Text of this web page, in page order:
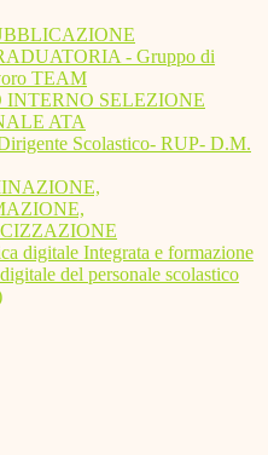
- Gruppo di
TEAM
INTERNO SELEZIONE
ATA
Scolastico- RUP- D.M.
digitale Integrata e formazione
del personale scolastico